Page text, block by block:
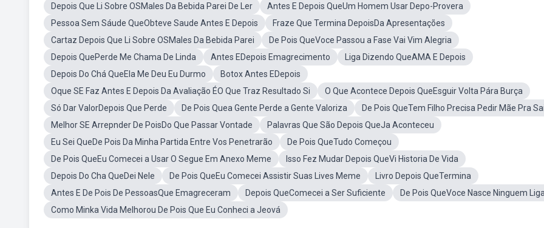
Depois Que Li Sobre OSMales Da Bebida Parei De Ler
Antes E Depois QueUm Homem Usar Depo-Provera
Pessoa Sem Sáude QueObteve Saude Antes E Depois
Fraze Que Termina DepoisDa Apresentações
Cartaz Depois Que Li Sobre OSMales Da Bebida Parei
De Pois QueVoce Passou a Fase Vai Vim Alegria
Depois QuePerde Me Chama De Linda
Antes EDepois Emagrecimento
Liga Dizendo QueAMA E Depois
Depois Do Chá QueEla Me Deu Eu Durmo
Botox Antes EDepois
Oque SE Faz Antes E Depois Da Avaliação ÉO Que Traz Resultado Si
O Que Acontece Depois QueEsguir Volta Pára Burça
Só Dar ValorDepois Que Perde
De Pois Quea Gente Perde a Gente Valoriza
De Pois QueTem Filho Precisa Pedir Mãe Pra
Melhor SE Arrepnder De PoisDo Que Passar Vontade
Palavras Que São Depois QueJa Aconteceu
Eu Sei QueDe Pois Da Minha Partida Entre Vos Penetrarão
De Pois QueTudo Começou
De Pois QueEu Comecei a Usar O Segue Em Anexo Meme
Isso Fez Mudar Depois QueVi Historia De Vida
Depois Do Cha QueDei Nele
De Pois QueEu Comecei Assistir Suas Lives Meme
Livro Depois QueTermina
Antes E De Pois De PessoasQue Emagreceram
Depois QueComecei a Ser Suficiente
De Pois QueVoce Nasce Ninguem
Como Minka Vida Melhorou De Pois Que Eu Conheci a Jeová